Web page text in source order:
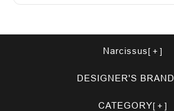
Narcissus
DESIGNER'S BRAND
CATEGORY